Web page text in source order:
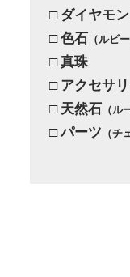
□ ダイヤモ
□ 色石 （ルビ
□ 真珠
□ アクセサ
□ 天然石 （ル
□ パーツ （